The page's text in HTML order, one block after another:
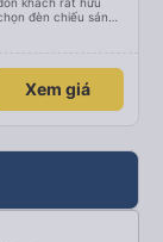
đèn chiếu sáng
sự và xe đến
Xem giá